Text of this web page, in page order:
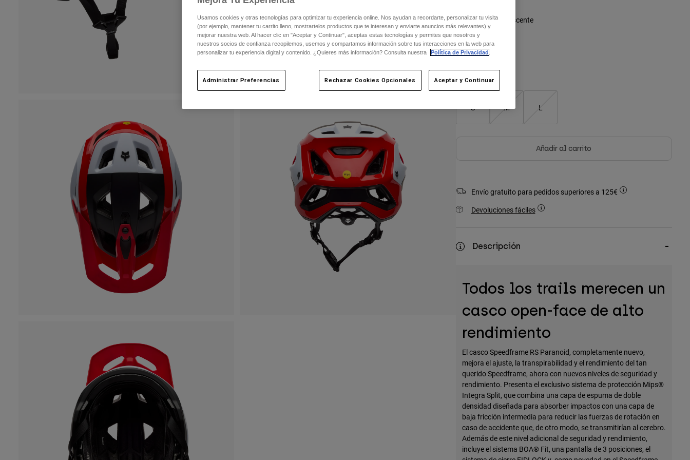
Color -Rojo fluorescente
seleccionado
S M L
Añadir al carrito
Envío gratuito para pedidos superiores a 125€
Devoluciones fáciles
Descripción
Todos los trails merecen un
casco open-face de alto
rendimiento
El casco Speedframe RS Paranoid, completamente nuevo,
mejora el ajuste, la transpirabilidad y el rendimiento del tan
querido Speedframe, ahora con nuevos niveles de seguridad y
rendimiento. Presenta el exclusivo sistema de protección Mips®
Integra Split, que combina una capa de espuma de doble
densidad diseñada para absorber impactos con una capa de
baja fricción intermedia para reducir las fuerzas de rotación en
caso de accidente que, de otro modo, se transmitirían al cerebro.
Además de este nivel adicional de seguridad y rendimiento,
incluye el sistema BOA® Fit, una pantalla de 3 posiciones, el
Usamos cookies y otras tecnologías para optimizar tu experiencia online. Nos ayudan a recordarte, personalizar tu visita
(por ejemplo, mantener tu carrito lleno, mostrartelos productos que te interesan y enviarte anuncios más relevantes) y
mejorar nuestra web. Al hacer clic en "Aceptar y Continuar", aceptas estas tecnologías y permites que nosotros y
nuestros socios de confianza recopilemos, usemos y compartamos información sobre tus interacciones en la web para
personalizar tu experiencia digital y contenido. ¿Quieres más información? Consulta nuestra
Política de Privacidad
Administrar Preferencias Rechazar Cookies Opcionales Aceptar y Continuar